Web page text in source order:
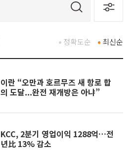
최신순
정확도순
이란 “오만과 호르무즈 새 항로 합
의 도달...완전 재개방은 아냐”
KCC, 2분기 영업이익 1288억…전
년比 13% 감소